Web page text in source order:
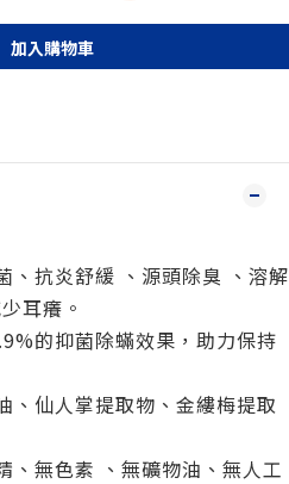
加入購物車
、抗炎舒緩 、源頭除臭 、溶解
耳癢。
的抑菌除蟎效果，助力保持
、仙人掌提取物、金縷梅提取
、無色素 、無礦物油、無人工